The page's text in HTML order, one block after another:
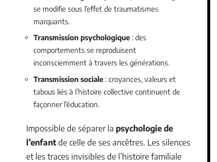
se modifie sous l’effet de traumatismes
marquants.
Transmission psychologique : des
comportements se reproduisent
inconsciemment à travers les générations.
Transmission sociale : croyances, valeurs et
tabous liés à l’histoire collective continuent de
façonner l’éducation.
Impossible de séparer la psychologie de
l’enfantde celle de ses ancêtres. Les silences
et les traces invisibles de l’histoire familiale